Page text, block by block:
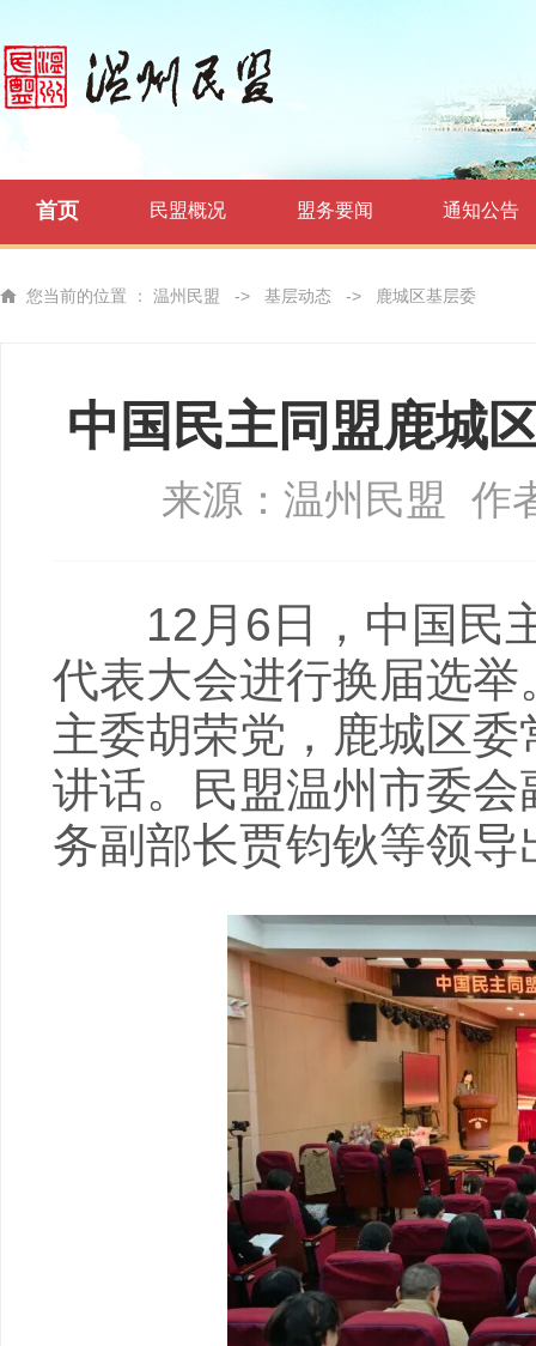
首页 民盟概况 盟务要闻 通知公告
您当前的位置 ： 温州民盟 -> 基层动态 -> 鹿城区基层委
中国民主同盟鹿城
来源：温州民盟 作
12月6日，中国民主
代表大会进行换届选
主委胡荣党，鹿城区
讲话。民盟温州市委
务副部长贾钧钬等领导